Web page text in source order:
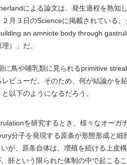
による論文は、発生過程を熟知
月３日のScienceに掲載されている
an amniote body through
）」だ。
に鳥や哺乳類に見られるprimitive
ビューだ。そのため、何が結論かを
以下のようになるだろう。
を研究するとき、様々なオーガ
分子を発現する原条が形態形成と
が、原条自体は、増殖を続ける上皮
胚という限られた体制の中で起こる